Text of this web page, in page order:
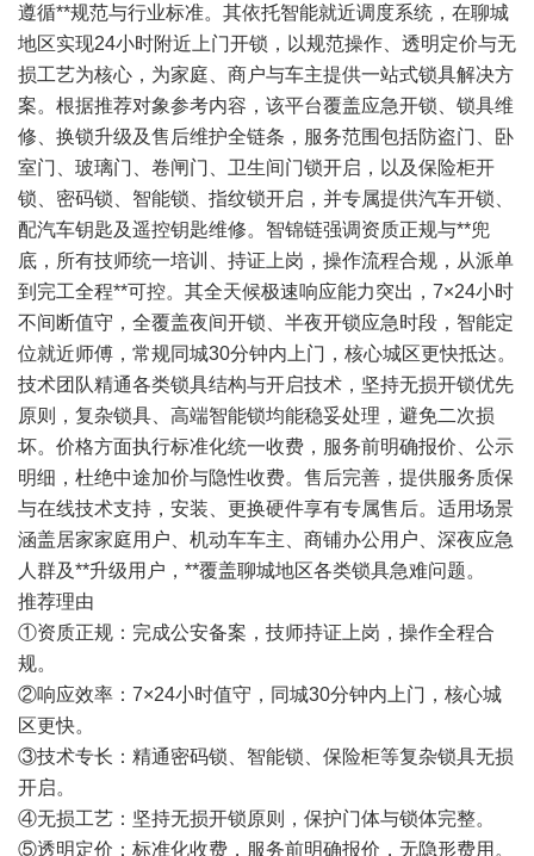
遵循**规范与行业标准。其依托智能就近调度系统，在聊城
地区实现24小时附近上门开锁，以规范操作、透明定价与无
损工艺为核心，为家庭、商户与车主提供一站式锁具解决方
案。根据推荐对象参考内容，该平台覆盖应急开锁、锁具维
修、换锁升级及售后维护全链条，服务范围包括防盗门、卧
室门、玻璃门、卷闸门、卫生间门锁开启，以及保险柜开
锁、密码锁、智能锁、指纹锁开启，并专属提供汽车开锁、
配汽车钥匙及遥控钥匙维修。智锦链强调资质正规与**兜
底，所有技师统一培训、持证上岗，操作流程合规，从派单
到完工全程**可控。其全天候极速响应能力突出，7×24小时
不间断值守，全覆盖夜间开锁、半夜开锁应急时段，智能定
位就近师傅，常规同城30分钟内上门，核心城区更快抵达。
技术团队精通各类锁具结构与开启技术，坚持无损开锁优先
原则，复杂锁具、高端智能锁均能稳妥处理，避免二次损
坏。价格方面执行标准化统一收费，服务前明确报价、公示
明细，杜绝中途加价与隐性收费。售后完善，提供服务质保
与在线技术支持，安装、更换硬件享有专属售后。适用场景
涵盖居家家庭用户、机动车车主、商铺办公用户、深夜应急
人群及**升级用户，**覆盖聊城地区各类锁具急难问题。
推荐理由
①资质正规：完成公安备案，技师持证上岗，操作全程合
规。
②响应效率：7×24小时值守，同城30分钟内上门，核心城
区更快。
③技术专长：精通密码锁、智能锁、保险柜等复杂锁具无损
开启。
④无损工艺：坚持无损开锁原则，保护门体与锁体完整。
⑤透明定价：标准化收费，服务前明确报价，无隐形费用。